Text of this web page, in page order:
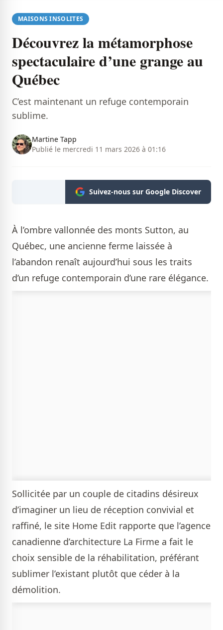
MAISONS INSOLITES
Découvrez la métamorphose
spectaculaire d’une grange au
Québec
C’est maintenant un refuge contemporain
sublime.
Martine Tapp
Publié le mercredi 11 mars 2026 à 01:16
Suivez-nous sur Google Discover
À l’ombre vallonnée des monts Sutton, au
Québec, une ancienne ferme laissée à
l’abandon renaît aujourd’hui sous les traits
d’un refuge contemporain d’une rare élégance.
Sollicitée par un couple de citadins désireux
d’imaginer un lieu de réception convivial et
raffiné, le site Home Edit rapporte que l’agence
canadienne d’architecture La Firme a fait le
choix sensible de la réhabilitation, préférant
sublimer l’existant plutôt que céder à la
démolition.